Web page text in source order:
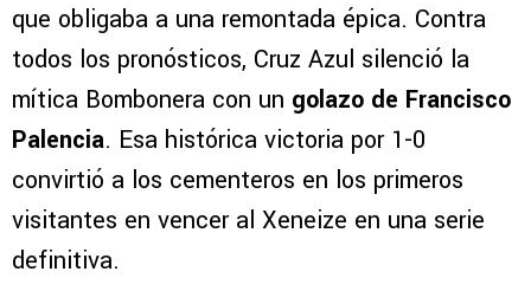
que obligaba a una remontada épica. Contra
todos los pronósticos, Cruz Azul silenció la
mítica Bombonera con un golazo de Francisco
Palencia. Esa histórica victoria por 1-0
convirtió a los cementeros en los primeros
visitantes en vencer al Xeneize en una serie
definitiva.